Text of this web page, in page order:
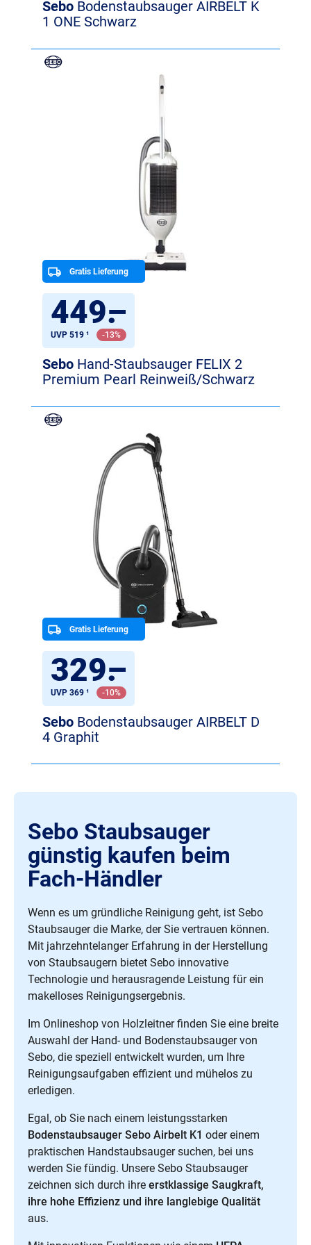
Sebo Bodenstaubsauger AIRBELT K
1 ONE Schwarz
Gratis Lieferung
449.
–
UVP 519 ¹ -13%
Sebo Hand-Staubsauger FELIX 2
Premium Pearl Reinweiß/Schwarz
Gratis Lieferung
329.
–
UVP 369 ¹ -10%
Sebo Bodenstaubsauger AIRBELT D
4 Graphit
Sebo Staubsauger
günstig kaufen beim
Fach-Händler
Wenn es um gründliche Reinigung geht, ist Sebo
Staubsauger die Marke, der Sie vertrauen können.
Mit jahrzehntelanger Erfahrung in der Herstellung
von Staubsaugern bietet Sebo innovative
Technologie und herausragende Leistung für ein
makelloses Reinigungsergebnis.
Im Onlineshop von Holzleitner finden Sie eine breite
Auswahl der Hand- und Bodenstaubsauger von
Sebo, die speziell entwickelt wurden, um Ihre
Reinigungsaufgaben effizient und mühelos zu
erledigen.
Egal, ob Sie nach einem leistungsstarken
Bodenstaubsauger Sebo Airbelt K1 oder einem
praktischen Handstaubsauger suchen, bei uns
werden Sie fündig. Unsere Sebo Staubsauger
zeichnen sich durch ihre erstklassige Saugkraft,
ihre hohe Effizienz und ihre langlebige Qualität
aus.